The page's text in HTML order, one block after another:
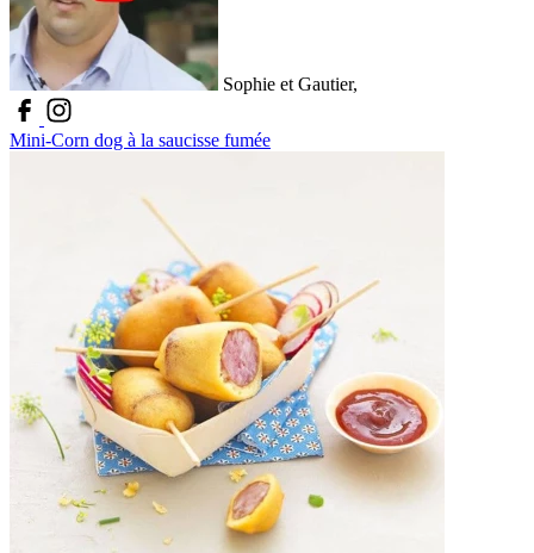
Sophie et Gautier,
Mini-Corn dog à la saucisse fumée